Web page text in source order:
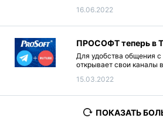
надежность при
16.06.2022
ПРОСОФТ теперь в
Для удобства общения
открывает свои каналы
15.03.2022
ПОКАЗАТЬ